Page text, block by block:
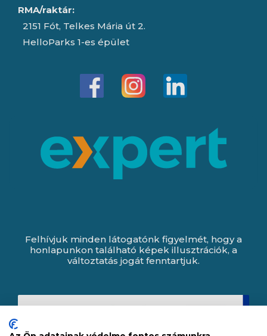
RMA/raktár:
2151 Fót, Telkes Mária út 2.
HelloParks 1-es épület
Felhívjuk minden látogatónk figyelmét, hogy a
honlapunkon található képek illusztrációk, a
változtatás jogát fenntartjuk.